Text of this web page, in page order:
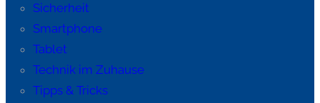
Sicherheit
Smartphone
Tablet
Technik im Zuhause
Tipps & Tricks